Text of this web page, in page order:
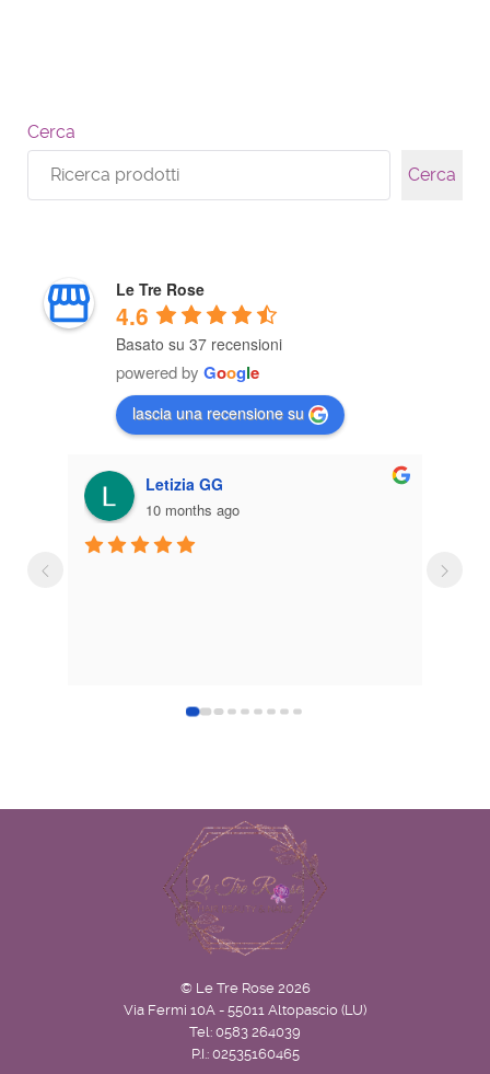
Cerca
Cerca
Le Tre Rose
4.6
Basato su 37 recensioni
powered by Google
lascia una recensione su
Letizia GG
10 months ago
© Le Tre Rose 2026
Via Fermi 10A - 55011 Altopascio (LU)
Tel: 0583 264039
P.I.: 02535160465